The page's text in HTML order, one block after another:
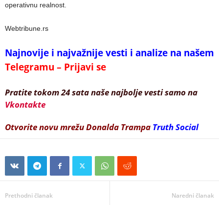
operativnu realnost.
Webtribune.rs
Najnovije i najvažnije vesti i analize na našem
Telegramu – Prijavi se
Pratite tokom 24 sata naše najbolje vesti samo na
Vkontakte
Otvorite novu mrežu Donalda Trampa Truth Social
Prethodni članak Naredni članak